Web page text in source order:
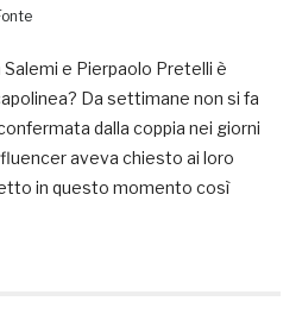
Salemi e Pierpaolo Pretelli è
Da settimane non si fa
dalla coppia nei giorni
aveva chiesto ai loro
in questo momento così